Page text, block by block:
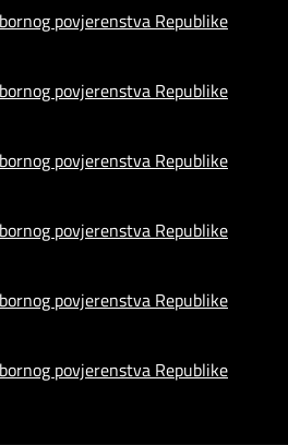
povjerenstva Republike
povjerenstva Republike
povjerenstva Republike
povjerenstva Republike
povjerenstva Republike
povjerenstva Republike